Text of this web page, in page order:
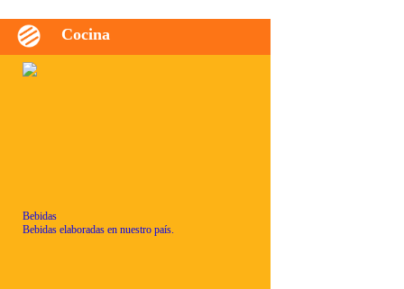
Cocina
Bebidas
Bebidas elaboradas en nuestro país.